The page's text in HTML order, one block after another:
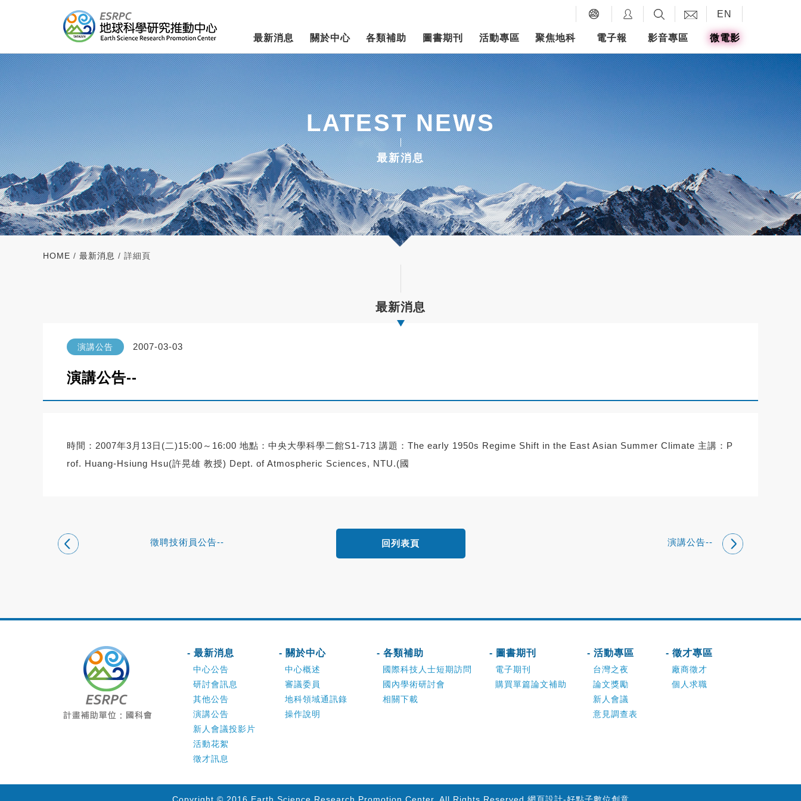
EN
最新消息 關於中心 各類補助 圖書期刊 活動專區 聚焦地科 電子報 影音專區 微電影
LATEST NEWS
最新消息
HOME / 最新消息 / 詳細頁
最新消息
演講公告 2007-03-03
演講公告--
時間：2007年3月13日(二)15:00～16:00 地點：中央大學科學二館S1-713 講題：The early 1950s Regime Shift in the East Asian Summer Climate 主講：P
rof. Huang-Hsiung Hsu(許晃雄 教授) Dept. of Atmospheric Sciences, NTU.(國
徵聘技術員公告-- 演講公告--
回列表頁
- 最新消息
中心公告
研討會訊息
其他公告
演講公告
新人會議投影片
活動花絮
徵才訊息
- 關於中心
中心概述
審議委員
地科領域通訊錄
操作說明
- 各類補助
國際科技人士短期訪問
國內學術研討會
相關下載
- 圖書期刊
電子期刊
購買單篇論文補助
- 活動專區
台灣之夜
論文獎勵
新人會議
意見調查表
- 徵才專區
廠商徵才
個人求職